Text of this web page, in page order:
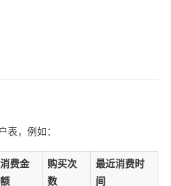
，例如：
消费金
额
购买次
数
最近消费时
间